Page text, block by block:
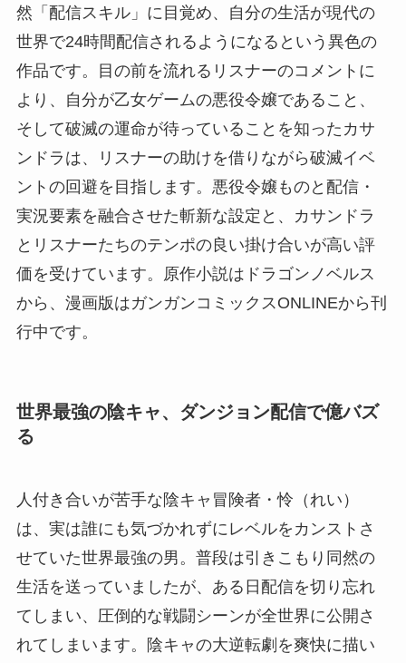
然「配信スキル」に目覚め、自分の生活が現代の
世界で24時間配信されるようになるという異色の
作品です。目の前を流れるリスナーのコメントに
より、自分が乙女ゲームの悪役令嬢であること、
そして破滅の運命が待っていることを知ったカサ
ンドラは、リスナーの助けを借りながら破滅イベ
ントの回避を目指します。悪役令嬢ものと配信・
実況要素を融合させた斬新な設定と、カサンドラ
とリスナーたちのテンポの良い掛け合いが高い評
価を受けています。原作小説はドラゴンノベルス
から、漫画版はガンガンコミックスONLINEから刊
行中です。
世界最強の陰キャ、ダンジョン配信で億バズ
る
人付き合いが苦手な陰キャ冒険者・怜（れい）
は、実は誰にも気づかれずにレベルをカンストさ
せていた世界最強の男。普段は引きこもり同然の
生活を送っていましたが、ある日配信を切り忘れ
てしまい、圧倒的な戦闘シーンが全世界に公開さ
れてしまいます。陰キャの大逆転劇を爽快に描い